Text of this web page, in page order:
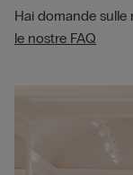
Hai domande sulle
le nostre FAQ